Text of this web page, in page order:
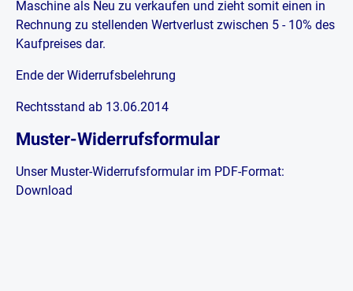
Maschine als Neu zu verkaufen und zieht somit einen in
Rechnung zu stellenden Wertverlust zwischen 5 - 10% des
Kaufpreises dar.
Ende der Widerrufsbelehrung
Rechtsstand ab 13.06.2014
Muster-Widerrufsformular
Unser Muster-Widerrufsformular im PDF-Format:
Download